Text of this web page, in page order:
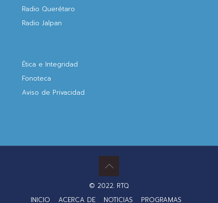
Radio Querétaro
Radio Jalpan
Ética e Integridad
Fonoteca
Aviso de Privacidad
© 2022. RTQ
INICIO
ACERCA DE NOTICIAS PROGRAMAS